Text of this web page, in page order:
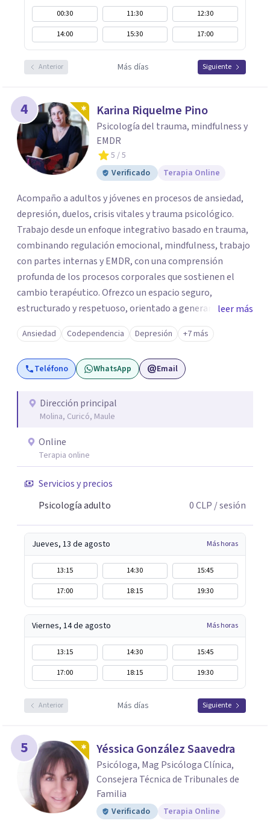
00:30 11:30
12:30
14:00
15:30 17:00
Anterior Más días Siguiente
4 Karina Riquelme Pino
Psicología del trauma, mindfulness y
EMDR
5 / 5
Verificado
Terapia Online
Acompaño a adultos y jóvenes en procesos de ansiedad,
depresión, duelos, crisis vitales y trauma psicológico.
Trabajo desde un enfoque integrativo basado en trauma,
combinando regulación emocional, mindfulness, trabajo
con partes internas y EMDR, con una comprensión
profunda de los procesos corporales que sostienen el
cambio terapéutico. Ofrezco un espacio seguro,
estructurado y respetuoso, orientado a generar
estabilidad, alivio sintomático y transformación
profunda, avanzando a un ritmo acorde a la historia y
necesidades de cada persona. Si buscas un
acompañamiento profesional, humano y comprometido
honor acompañarte.
leer más
Ansiedad Codependencia Depresión +7 más
Teléfono WhatsApp Email
Dirección principal
Molina, Curicó, Maule
Online
Terapia online
Servicios y precios
Psicología adulto
0CLP / sesión
Jueves, 13 de agosto Más horas
13:15 14:30
15:45
17:00
18:15 19:30
Viernes, 14 de agosto Más horas
13:15 14:30
15:45
17:00
18:15 19:30
Anterior Más días Siguiente
5 Yéssica González Saavedra
Psicóloga, Mag Psicóloga Clínica,
Consejera Técnica de Tribunales de
Familia
Verificado Terapia Online